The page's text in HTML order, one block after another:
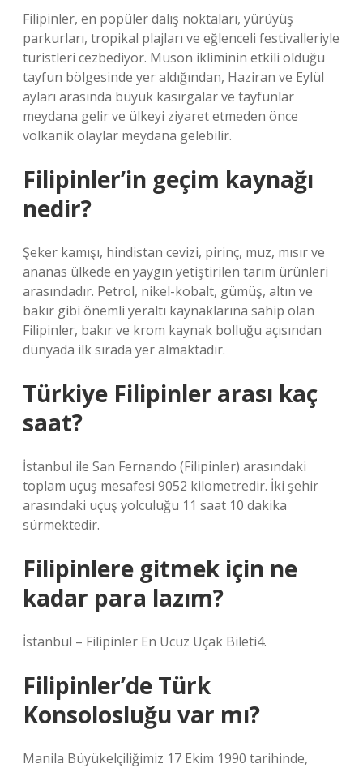
Filipinler, en popüler dalış noktaları, yürüyüş
parkurları, tropikal plajları ve eğlenceli festivalleriyle
turistleri cezbediyor. Muson ikliminin etkili olduğu
tayfun bölgesinde yer aldığından, Haziran ve Eylül
ayları arasında büyük kasırgalar ve tayfunlar
meydana gelir ve ülkeyi ziyaret etmeden önce
volkanik olaylar meydana gelebilir.
Filipinler’in geçim kaynağı
nedir?
Şeker kamışı, hindistan cevizi, pirinç, muz, mısır ve
ananas ülkede en yaygın yetiştirilen tarım ürünleri
arasındadır. Petrol, nikel-kobalt, gümüş, altın ve
bakır gibi önemli yeraltı kaynaklarına sahip olan
Filipinler, bakır ve krom kaynak bolluğu açısından
dünyada ilk sırada yer almaktadır.
Türkiye Filipinler arası kaç
saat?
İstanbul ile San Fernando (Filipinler) arasındaki
toplam uçuş mesafesi 9052 kilometredir. İki şehir
arasındaki uçuş yolculuğu 11 saat 10 dakika
sürmektedir.
Filipinlere gitmek için ne
kadar para lazım?
İstanbul – Filipinler En Ucuz Uçak Bileti4.
Filipinler’de Türk
Konsolosluğu var mı?
Manila Büyükelçiliğimiz 17 Ekim 1990 tarihinde,